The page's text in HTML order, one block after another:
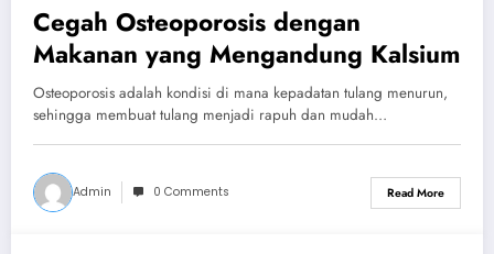
Cegah Osteoporosis dengan
Makanan yang Mengandung Kalsium
Osteoporosis adalah kondisi di mana kepadatan tulang menurun,
sehingga membuat tulang menjadi rapuh dan mudah…
Admin 0 Comments Read More